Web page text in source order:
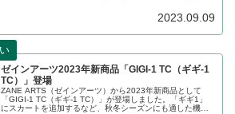
ドスタイルも楽しめます。詳細をレビューします。2023.09.09
ゼインアーツ2023年新商品「GIGI-1 TC（ギギ-1
TC）」登場
ZANE ARTS（ゼインアーツ）から2023年新商品として
「GIGI-1 TC（ギギ-1 TC）」が登場しました。「ギギ1」
にスカートを追加するなど、秋冬シーズンにも適した機能